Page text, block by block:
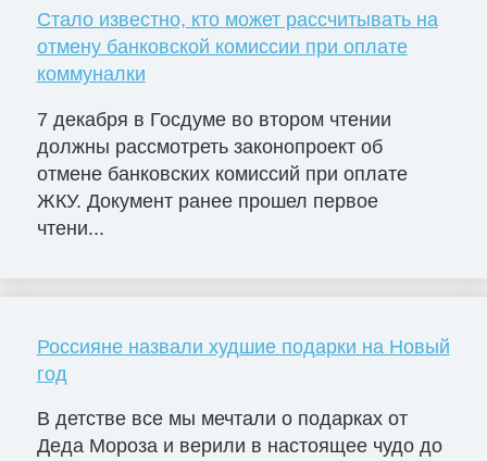
Стало известно, кто может рассчитывать на
отмену банковской комиссии при оплате
коммуналки
7 декабря в Госдуме во втором чтении
должны рассмотреть законопроект об
отмене банковских комиссий при оплате
ЖКУ. Документ ранее прошел первое
чтени...
Россияне назвали худшие подарки на Новый
год
В детстве все мы мечтали о подарках от
Деда Мороза и верили в настоящее чудо до